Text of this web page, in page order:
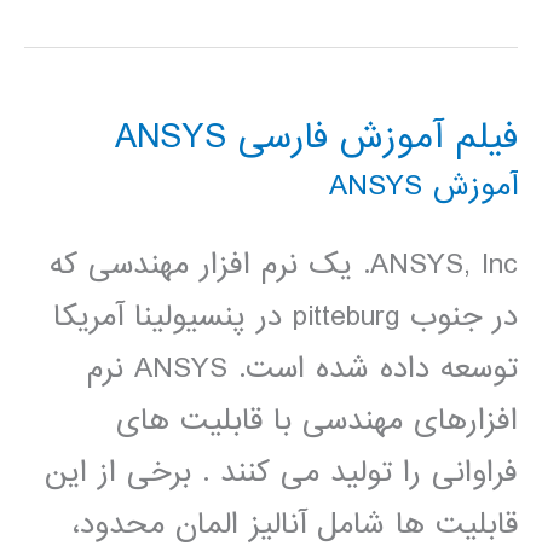
فیلم آموزش فارسی ANSYS
آموزش ANSYS
ANSYS, Inc. یک نرم افزار مهندسی که
در جنوب pitteburg در پنسیولینا آمریکا
توسعه داده شده است. ANSYS نرم
افزارهای مهندسی با قابلیت های
فراوانی را تولید می کنند . برخی از این
قابلیت ها شامل آنالیز المان محدود،